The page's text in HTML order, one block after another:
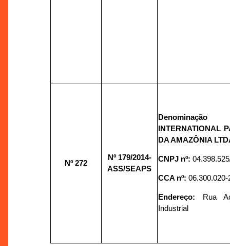
Nº 272
Nº 179/2014-
ASS/SEAPS
INTERNATIONAL
DA AMAZÔNIA
CNPJ nº:
CCA nº:06.300.020-
Endereço:
Rua
Industrial